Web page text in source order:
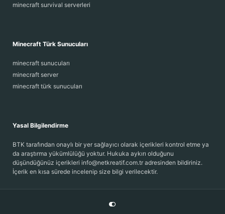
minecraft survival serverleri
Minecraft Türk Sunucuları
minecraft sunucuları
minecraft server
minecraft türk sunucuları
Yasal Bilgilendirme
BTK tarafından onaylı bir yer sağlayıcı olarak içerikleri kontrol etme ya
da araştırma yükümlülüğü yoktur. Hukuka aykırı olduğunu
düşündüğünüz içerikleri info@netkreatif.com.tr adresinden bildiriniz.
İçerik en kısa sürede incelenip size bilgi verilecektir.